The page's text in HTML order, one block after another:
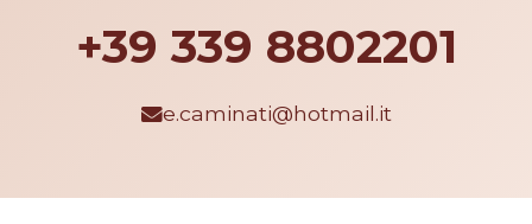
+39 339 8802201
e.caminati@hotmail.it